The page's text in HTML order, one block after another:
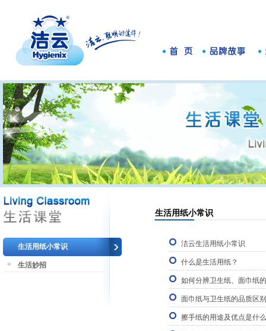
生活用纸小常识
生活妙招
生活用纸小常识
洁云生活用纸小常识
什么是生活用纸？
如何分辨卫生纸、面巾纸
面巾纸与卫生纸的品质区
擦手纸的用途及优点是什